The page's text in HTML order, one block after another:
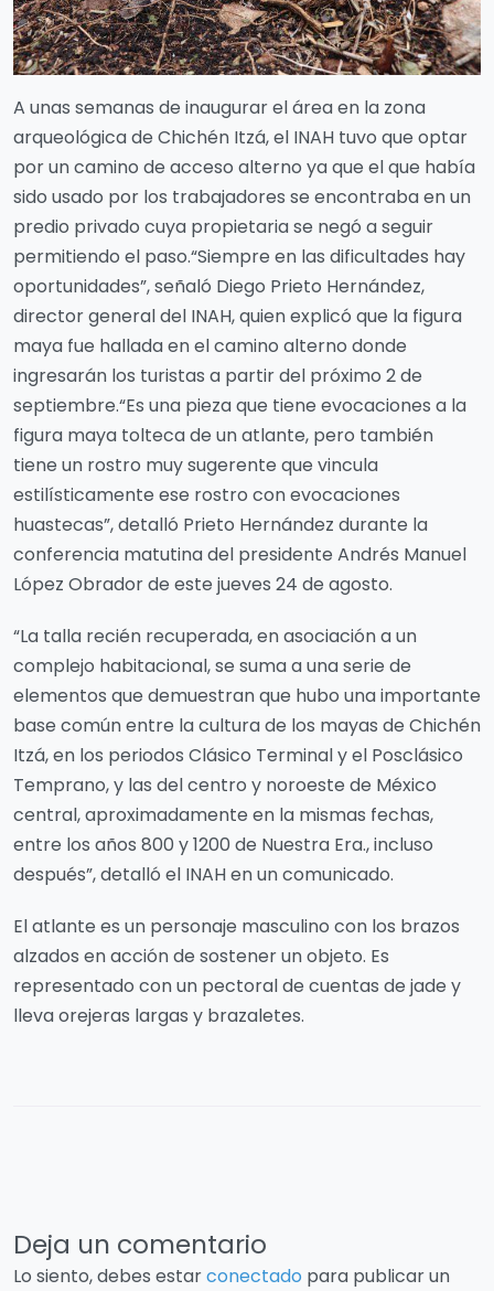
A unas semanas de inaugurar el área en la zona
arqueológica de Chichén Itzá, el INAH tuvo que optar
por un camino de acceso alterno ya que el que había
sido usado por los trabajadores se encontraba en un
predio privado cuya propietaria se negó a seguir
permitiendo el paso.“Siempre en las dificultades hay
oportunidades”, señaló Diego Prieto Hernández,
director general del INAH, quien explicó que la figura
maya fue hallada en el camino alterno donde
ingresarán los turistas a partir del próximo 2 de
septiembre.“Es una pieza que tiene evocaciones a la
figura maya tolteca de un atlante, pero también
tiene un rostro muy sugerente que vincula
estilísticamente ese rostro con evocaciones
huastecas”, detalló Prieto Hernández durante la
conferencia matutina del presidente Andrés Manuel
López Obrador de este jueves 24 de agosto.
“La talla recién recuperada, en asociación a un
complejo habitacional, se suma a una serie de
elementos que demuestran que hubo una importante
base común entre la cultura de los mayas de Chichén
Itzá, en los periodos Clásico Terminal y el Posclásico
Temprano, y las del centro y noroeste de México
central, aproximadamente en la mismas fechas,
entre los años 800 y 1200 de Nuestra Era., incluso
después”, detalló el INAH en un comunicado.
El atlante es un personaje masculino con los brazos
alzados en acción de sostener un objeto. Es
representado con un pectoral de cuentas de jade y
lleva orejeras largas y brazaletes.
Deja un comentario
Lo siento, debes estarconectado para publicar un